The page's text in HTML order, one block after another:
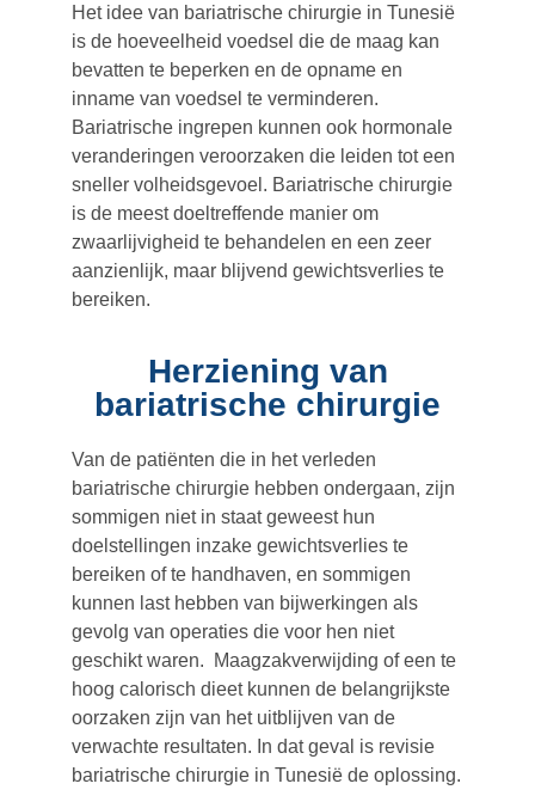
Het idee van bariatrische chirurgie in Tunesië
is de hoeveelheid voedsel die de maag kan
bevatten te beperken en de opname en
inname van voedsel te verminderen.
Bariatrische ingrepen kunnen ook hormonale
veranderingen veroorzaken die leiden tot een
sneller volheidsgevoel. Bariatrische chirurgie
is de meest doeltreffende manier om
zwaarlijvigheid te behandelen en een zeer
aanzienlijk, maar blijvend gewichtsverlies te
bereiken.
Herziening van
bariatrische chirurgie
Van de patiënten die in het verleden
bariatrische chirurgie hebben ondergaan, zijn
sommigen niet in staat geweest hun
doelstellingen inzake gewichtsverlies te
bereiken of te handhaven, en sommigen
kunnen last hebben van bijwerkingen als
gevolg van operaties die voor hen niet
geschikt waren. Maagzakverwijding of een te
hoog calorisch dieet kunnen de belangrijkste
oorzaken zijn van het uitblijven van de
verwachte resultaten. In dat geval is revisie
bariatrische chirurgie in Tunesië de oplossing.